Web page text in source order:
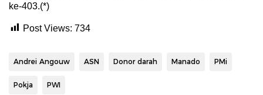
ke-403.(*)
Post Views: 734
Andrei Angouw ASN Donor darah Manado PMi
Pokja PWI